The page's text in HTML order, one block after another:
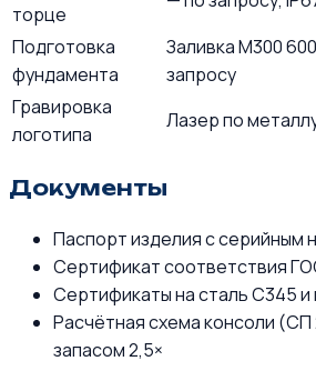
торце
Подготовка
фундамента
Заливка М300
запросу
Гравировка
логотипа
Лазер по
Документы
Паспорт изделия с серийным
Сертификат соответствия
Сертификаты на сталь С345
Расчётная схема консоли (СП
запасом 2,5×